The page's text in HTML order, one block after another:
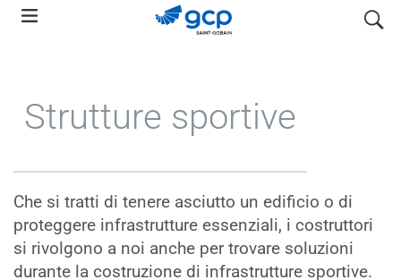
Skip
search
Strutture sportive
Che si tratti di tenere asciutto un edificio o di
proteggere infrastrutture essenziali, i costruttori
si rivolgono a noi anche per trovare soluzioni
durante la costruzione di infrastrutture sportive.